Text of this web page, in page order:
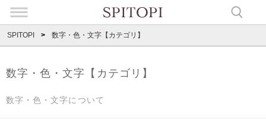
SPITOPI 数字・色・文字【カテゴリ】
数字・色・文字【カテゴリ】
数字・色・文字について